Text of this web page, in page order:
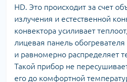
HD. Это происходит за счет
излучения и естественной
конвектора усиливает
лицевая панель
и равномерно распределяет
Такой прибор не
его до комфортной